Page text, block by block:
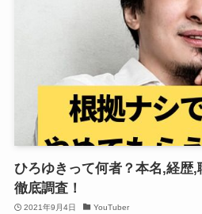
ひろゆきって何者？本名,経歴
徹底調査！
2021年9月4日 YouTuber